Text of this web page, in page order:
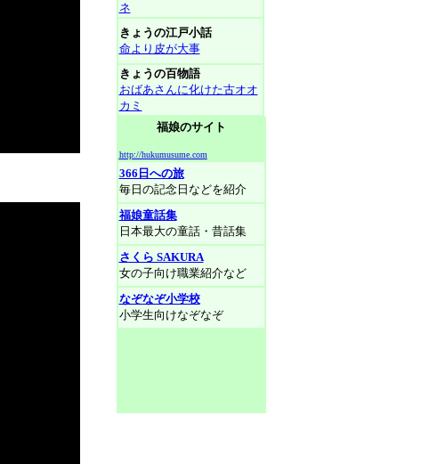
ネ
きょうの江戸小話
命より皮が大事
きょうの百物語
おばあさんに化けた古オオ
カミ
福娘のサイト
http://hukumusume.com
366日への旅
毎日の記念日などを紹介
福娘童話集
日本最大の童話・昔話集
さくら SAKURA
女の子向け職業紹介など
なぞなぞ小学校
小学生向けなぞなぞ